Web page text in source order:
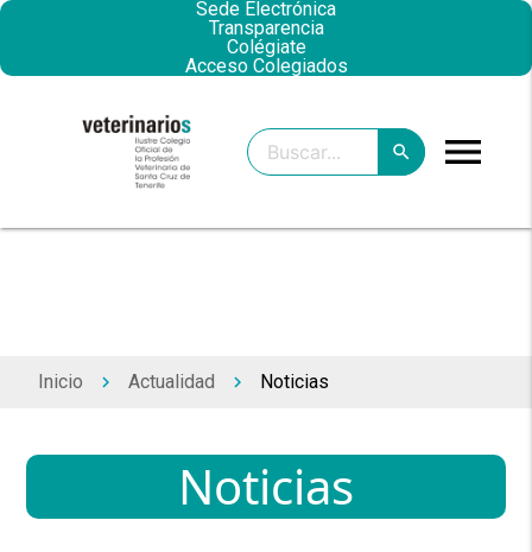
Sede Electrónica
Transparencia
Colégiate
Acceso Colegiados
search menu
clear
search
Inicio keyboard_arrow_right Actualidad keyboard_arrow_right Noticias
Noticias